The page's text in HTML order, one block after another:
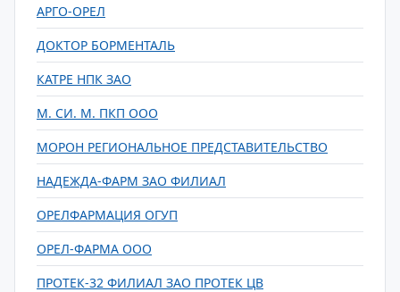
АРГО-ОРЕЛ
ДОКТОР БОРМЕНТАЛЬ
КАТРЕ НПК ЗАО
М. СИ. М. ПКП ООО
МОРОН РЕГИОНАЛЬНОЕ ПРЕДСТАВИТЕЛЬСТВО
НАДЕЖДА-ФАРМ ЗАО ФИЛИАЛ
ОРЕЛФАРМАЦИЯ ОГУП
ОРЕЛ-ФАРМА ООО
ПРОТЕК-32 ФИЛИАЛ ЗАО ПРОТЕК ЦВ